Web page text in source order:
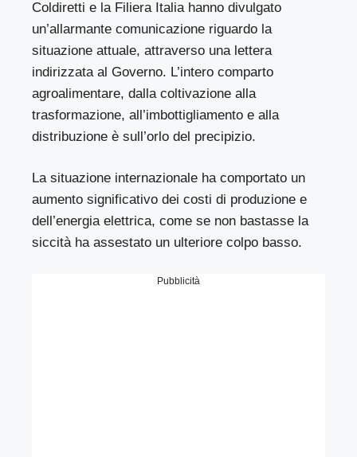
Coldiretti e la Filiera Italia hanno divulgato
un’allarmante comunicazione riguardo la
situazione attuale, attraverso una lettera
indirizzata al Governo. L’intero comparto
agroalimentare, dalla coltivazione alla
trasformazione, all’imbottigliamento e alla
distribuzione è sull’orlo del precipizio.
La situazione internazionale ha comportato un
aumento significativo dei costi di produzione e
dell’energia elettrica, come se non bastasse la
siccità ha assestato un ulteriore colpo basso.
Pubblicità